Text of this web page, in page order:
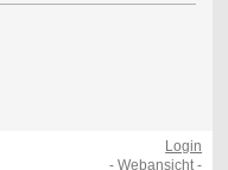
Login
-Webansicht -